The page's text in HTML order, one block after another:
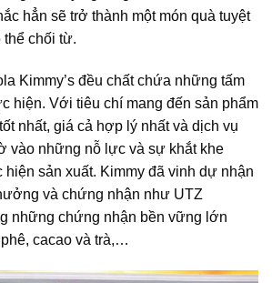
hẳn sẽ trở thành một món quà tuyệt
thể chối từ.
Kimmy’s đều chất chứa những tấm
hiện. Với tiêu chí mang đến sản phẩm
nhất, giá cả hợp lý nhất và dịch vụ
vào những nỗ lực và sự khắt khe
hiện sản xuất. Kimmy đã vinh dự nhận
và chứng nhận như UTZ
những chứng nhận bền vững lớn
cacao và trà,…